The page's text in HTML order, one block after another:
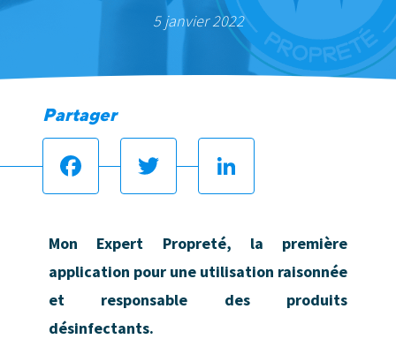
5 janvier 2022
Partager
FacebookTwitterLinkedIn
Mon Expert Propreté, la première
application pour une utilisation raisonnée
et responsable des produits
désinfectants.